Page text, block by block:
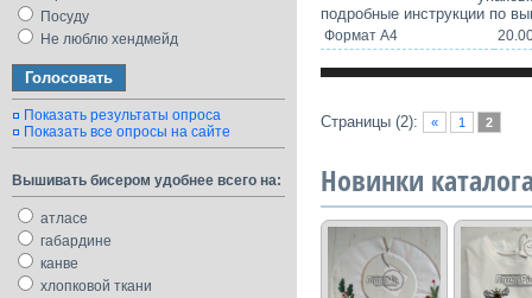
Посуду
Не люблю хендмейд
Показать результаты опроса
Показать все опросы на сайте
Вышивать бисером удобнее всего на:
атласе
габардине
канве
хлопковой ткани
подробные инструкции по
Формат А4
Страницы (2): « 1 2
Новинки